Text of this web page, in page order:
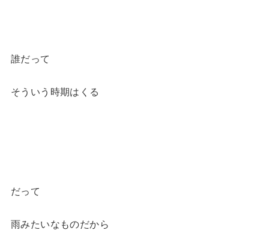
誰だって
そういう時期はくる
だって
雨みたいなものだから